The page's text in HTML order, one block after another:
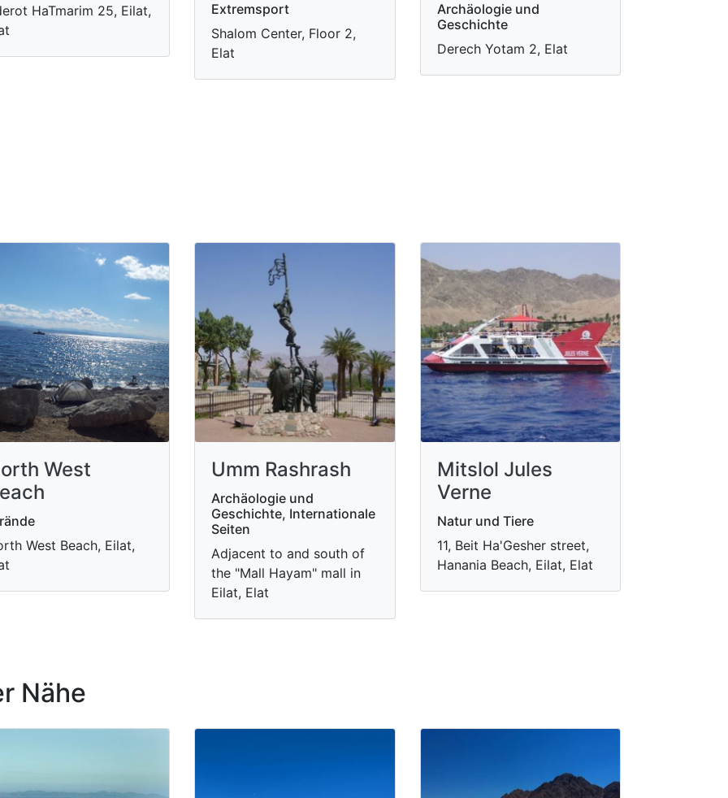
HaTmarim 25, Eilat,
Extremsport
Shalom Center, Floor 2,
Elat
Archäologie und
Geschichte
Derech Yotam 2, Elat
West
West Beach, Eilat,
Umm Rashrash
Archäologie und
Geschichte, Internationale
Seiten
Adjacent to and south of
the "Mall Hayam" mall in
Eilat, Elat
Mitslol Jules
Verne
Natur und Tiere
11, Beit Ha'Gesher street,
Hanania Beach, Eilat, Elat
Nähe